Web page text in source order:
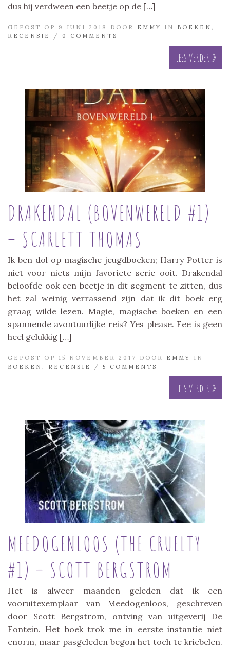
dus hij verdween een beetje op de […]
GEPOST OP 9 JUNI 2018 DOOR EMMY IN BOEKEN
RECENSIE
/ 0 COMMENTS
Lees verder »
DRAKENDAL (BOVENWERELD #1)
– SCARLETT THOMAS
Ik ben dol op magische jeugdboeken; Harry Potter is
niet voor niets mijn favoriete serie ooit. Drakendal
beloofde ook een beetje in dit segment te zitten, dus
het zal weinig verrassend zijn dat ik dit boek erg
graag wilde lezen. Magie, magische boeken en een
spannende avontuurlijke reis? Yes please. Fee is geen
heel gelukkig […]
GEPOST OP 15 NOVEMBER 2017 DOOR EMMY
IN
BOEKEN
RECENSIE / 5 COMMENTS
Lees verder »
MEEDOGENLOOS (THE CRUELTY
#1) – SCOTT BERGSTROM
Het is alweer maanden geleden dat ik een
vooruitexemplaar van Meedogenloos, geschreven
door Scott Bergstrom, ontving van uitgeverij De
Fontein. Het boek trok me in eerste instantie niet
enorm, maar pasgeleden begon het toch te kriebelen.